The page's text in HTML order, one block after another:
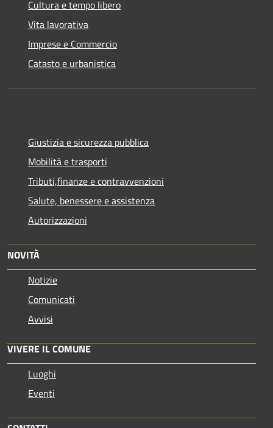
Cultura e tempo libero
Vita lavorativa
Imprese e Commercio
Catasto e urbanistica
Giustizia e sicurezza pubblica
Mobilità e trasporti
Tributi,finanze e contravvenzioni
Salute, benessere e assistenza
Autorizzazioni
NOVITÀ
Notizie
Comunicati
Avvisi
VIVERE IL COMUNE
Luoghi
Eventi